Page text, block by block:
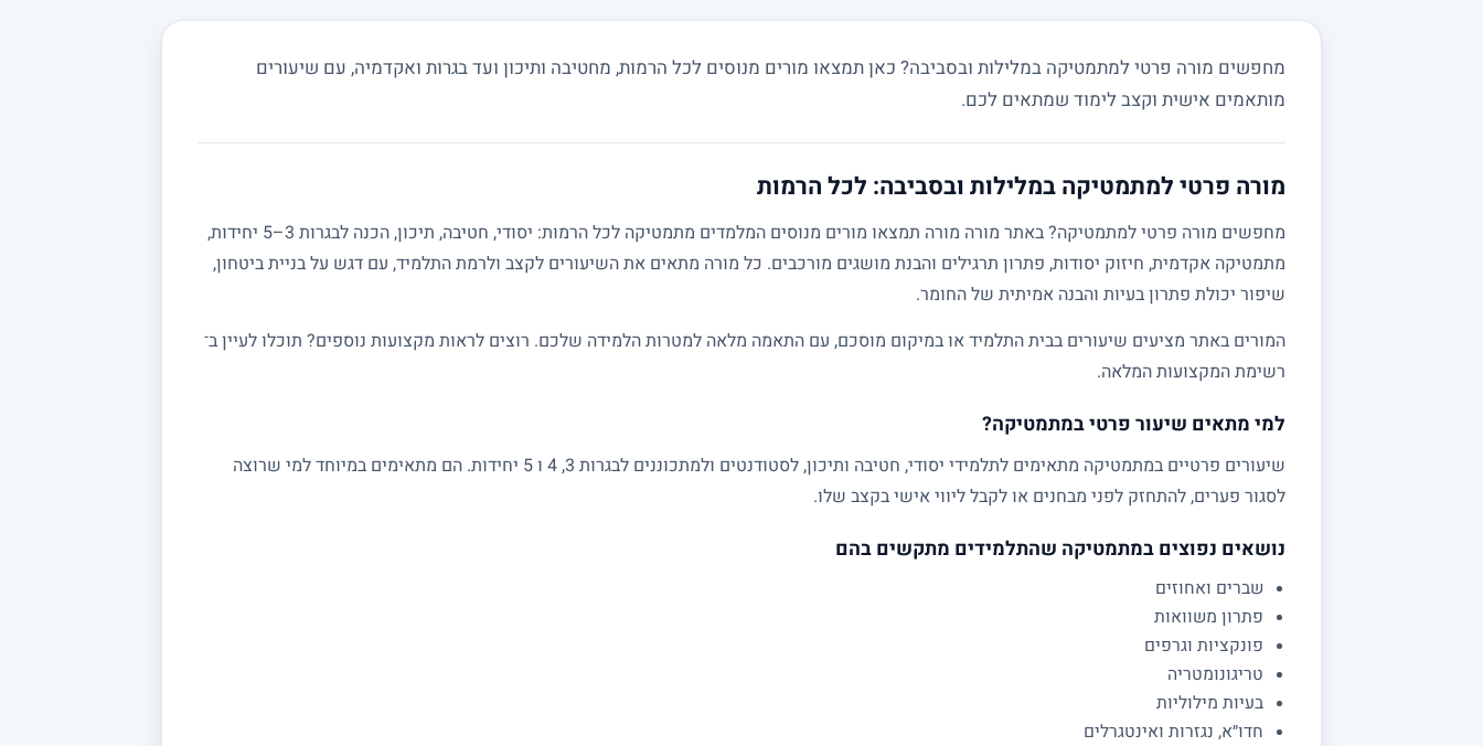
מחפשים מורה פרטי למתמטיקה במלילות ובסביבה? כאן תמצאו מורים מנוסים לכל הרמות, מחטיבה ותיכון ועד בגרות ואקדמיה, עם שיעורים
מותאמים אישית וקצב לימוד שמתאים לכם.
מורה פרטי למתמטיקה במלילות ובסביבה: לכל הרמות
מחפשים מורה פרטי למתמטיקה? באתר מורה מורה תמצאו מורים מנוסים המלמדים מתמטיקה לכל הרמות: יסודי, חטיבה, תיכון, הכנה לבגרות 3–5 יחידות,
מתמטיקה אקדמית, חיזוק יסודות, פתרון תרגילים והבנת מושגים מורכבים. כל מורה מתאים את השיעורים לקצב ולרמת התלמיד, עם דגש על בניית ביטחון,
שיפור יכולת פתרון בעיות והבנה אמיתית של החומר.
המורים באתר מציעים שיעורים בבית התלמיד או במיקום מוסכם, עם התאמה מלאה למטרות הלמידה שלכם. רוצים לראות מקצועות נוספים? תוכלו לעיין ב־
רשימת המקצועות המלאה.
למי מתאים שיעור פרטי במתמטיקה?
שיעורים פרטיים במתמטיקה מתאימים לתלמידי יסודי, חטיבה ותיכון, לסטודנטים ולמתכוננים לבגרות 3, 4 ו 5 יחידות. הם מתאימים במיוחד למי שרוצה
לסגור פערים, להתחזק לפני מבחנים או לקבל ליווי אישי בקצב שלו.
נושאים נפוצים במתמטיקה שהתלמידים מתקשים בהם
שברים ואחוזים
פתרון משוואות
פונקציות וגרפים
טריגונומטריה
בעיות מילוליות
חדו״א, נגזרות ואינטגרלים